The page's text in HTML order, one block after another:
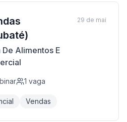
Alimentos E
1 vaga
Vendas
29 de mai